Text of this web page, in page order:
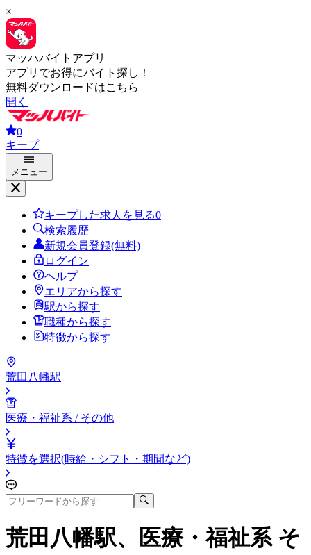
×
マッハバイトアプリ
アプリでお得にバイト探し！
無料ダウンロードはこちら
開く
0
キープ
メニュー
キープした求人を見る0
検索履歴
新規会員登録(無料)
ログイン
ヘルプ
エリアから探す
駅から探す
職種から探す
特徴から探す
荒田八幡駅
医療・福祉系 / その他
特徴を選択(時給・シフト・期間など)
荒田八幡駅、医療・福祉系 そ